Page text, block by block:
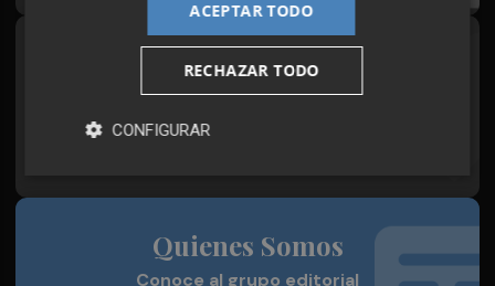
Síguenos en redes
Plaza Podcast, desde cualquier medio
Quienes Somos
Conoce al grupo editorial
ACEPTAR TODO
RECHAZAR TODO
CONFIGURAR